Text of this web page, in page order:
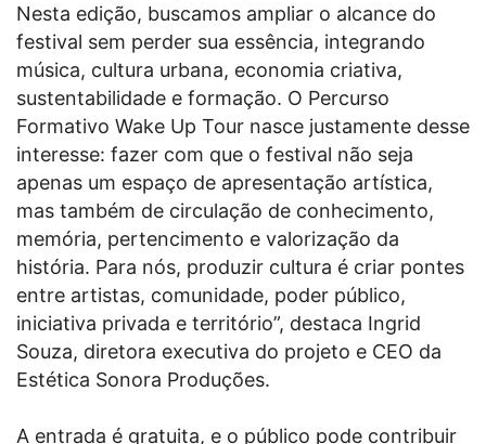
Nesta edição, buscamos ampliar o alcance do
festival sem perder sua essência, integrando
música, cultura urbana, economia criativa,
sustentabilidade e formação. O Percurso
Formativo Wake Up Tour nasce justamente desse
interesse: fazer com que o festival não seja
apenas um espaço de apresentação artística,
mas também de circulação de conhecimento,
memória, pertencimento e valorização da
história. Para nós, produzir cultura é criar pontes
entre artistas, comunidade, poder público,
iniciativa privada e território”, destaca Ingrid
Souza, diretora executiva do projeto e CEO da
Estética Sonora Produções.
A entrada é gratuita, e o público pode contribuir